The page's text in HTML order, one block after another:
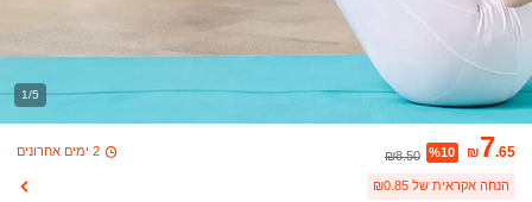
1/5
₪7.65
%10
₪8.50 2 ימים אחרונים
הנחה אקראית של ₪0.85